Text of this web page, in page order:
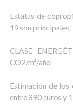
Estatus de
19 son principales.
CLASE
CO2/m²/año
Estimación de los
entre 890 euros y